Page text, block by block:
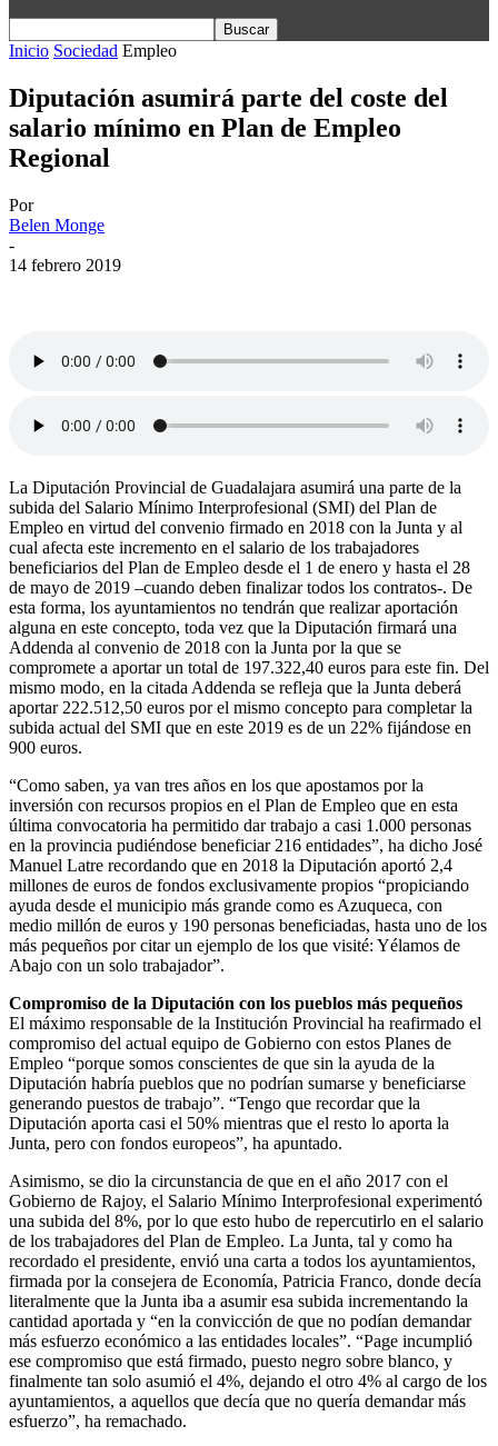
Inicio Sociedad Empleo
Diputación asumirá parte del coste del
salario mínimo en Plan de Empleo
Regional
Por
Belen Monge
-
14 febrero 2019
La Diputación Provincial de Guadalajara asumirá una parte de la
subida del Salario Mínimo Interprofesional (SMI) del Plan de
Empleo en virtud del convenio firmado en 2018 con la Junta y al
cual afecta este incremento en el salario de los trabajadores
beneficiarios del Plan de Empleo desde el 1 de enero y hasta el 28
de mayo de 2019 –cuando deben finalizar todos los contratos-. De
esta forma, los ayuntamientos no tendrán que realizar aportación
alguna en este concepto, toda vez que la Diputación firmará una
Addenda al convenio de 2018 con la Junta por la que se
compromete a aportar un total de 197.322,40 euros para este fin. Del
mismo modo, en la citada Addenda se refleja que la Junta deberá
aportar 222.512,50 euros por el mismo concepto para completar la
subida actual del SMI que en este 2019 es de un 22% fijándose en
900 euros.
“Como saben, ya van tres años en los que apostamos por la
inversión con recursos propios en el Plan de Empleo que en esta
última convocatoria ha permitido dar trabajo a casi 1.000 personas
en la provincia pudiéndose beneficiar 216 entidades”, ha dicho José
Manuel Latre recordando que en 2018 la Diputación aportó 2,4
millones de euros de fondos exclusivamente propios “propiciando
ayuda desde el municipio más grande como es Azuqueca, con
medio millón de euros y 190 personas beneficiadas, hasta uno de los
más pequeños por citar un ejemplo de los que visité: Yélamos de
Abajo con un solo trabajador”.
Compromiso de la Diputación con los pueblos más pequeños
El máximo responsable de la Institución Provincial ha reafirmado el
compromiso del actual equipo de Gobierno con estos Planes de
Empleo “porque somos conscientes de que sin la ayuda de la
Diputación habría pueblos que no podrían sumarse y beneficiarse
generando puestos de trabajo”. “Tengo que recordar que la
Diputación aporta casi el 50% mientras que el resto lo aporta la
Junta, pero con fondos europeos”, ha apuntado.
Asimismo, se dio la circunstancia de que en el año 2017 con el
Gobierno de Rajoy, el Salario Mínimo Interprofesional experimentó
una subida del 8%, por lo que esto hubo de repercutirlo en el salario
de los trabajadores del Plan de Empleo. La Junta, tal y como ha
recordado el presidente, envió una carta a todos los ayuntamientos,
firmada por la consejera de Economía, Patricia Franco, donde decía
literalmente que la Junta iba a asumir esa subida incrementando la
cantidad aportada y “en la convicción de que no podían demandar
más esfuerzo económico a las entidades locales”. “Page incumplió
ese compromiso que está firmado, puesto negro sobre blanco, y
finalmente tan solo asumió el 4%, dejando el otro 4% al cargo de los
ayuntamientos, a aquellos que decía que no quería demandar más
esfuerzo”, ha remachado.